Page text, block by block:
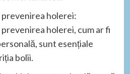
holerei:
holerei, cum ar fi
sunt esențiale
bolii.